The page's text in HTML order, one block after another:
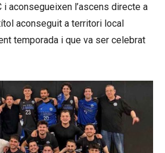
i aconsegueixen l’ascens directe a
aconseguit a territori local
temporada i que va ser celebrat